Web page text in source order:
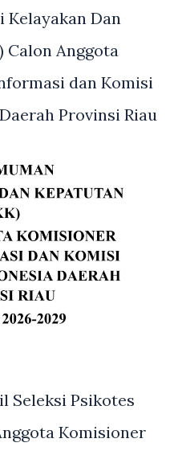
Kelayakan Dan
Calon Anggota
dan Komisi
Provinsi Riau
Seleksi Psikotes
Komisioner